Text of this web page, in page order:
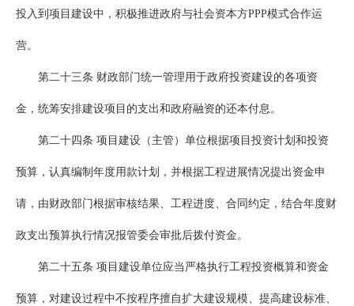
投入到项目建设中，积极推进政府与社会资本方PPP模式合作运
营。
第二十三条 财政部门统一管理用于政府投资建设的各项资
金，统筹安排建设项目的支出和政府融资的还本付息。
第二十四条 项目建设（主管）单位根据项目投资计划和投资
预算，认真编制年度用款计划，并根据工程进展情况提出资金申
请，由财政部门根据审核结果、工程进度、合同约定，结合年度财
政支出预算执行情况报管委会审批后拨付资金。
第二十五条 项目建设单位应当严格执行工程投资概算和资金
预算，对建设过程中不按程序擅自扩大建设规模、提高建设标准、